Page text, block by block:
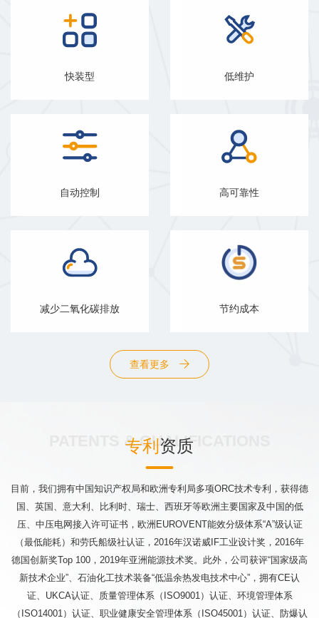
快装型 低维护
自动控制 高可靠性
减少二氧化碳排放 节约成本
查看更多
PATENTS & QUALIFICATIONS
专利 资质
目前，我们拥有中国知识产权局和欧洲专利局多项ORC技术专利，获得德
国、英国、意大利、比利时、瑞士、西班牙等欧洲主要国家及中国的低
压、中压电网接入许可证书，欧洲EUROVENT能效分级体系“A”级认证
（最低能耗）和劳氏船级社认证，2016年汉诺威IF工业设计奖，2016年
德国创新奖Top 100，2019年亚洲能源技术奖。此外，公司获评“国家级高
新技术企业”、石油化工技术装备“低温余热发电技术中心”，拥有CE认
证、UKCA认证、质量管理体系（ISO9001）认证、环境管理体系
（ISO14001）认证、职业健康安全管理体系（ISO45001）认证、防爆认